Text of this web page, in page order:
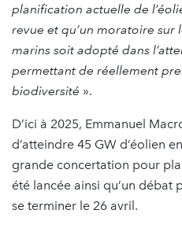
planification actuelle de
revue et qu’un moratoire sur
marins soit adopté dans
permettant de réellement
biodiversité ».
D’ici à 2025, Emmanuel
d’atteindre 45 GW d’éolien
grande concertation pour
été lancée ainsi qu’un
se terminer le 26 avril.